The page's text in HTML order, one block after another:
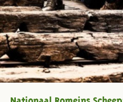
Nationaal Romeins